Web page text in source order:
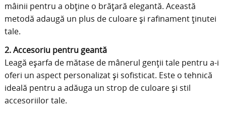
mâinii pentru a obține o brățară elegantă. Această
metodă adaugă un plus de culoare și rafinament ținutei
tale.
2. Accesoriu pentru geantă
Leagă eșarfa de mătase de mânerul genții tale pentru a-i
oferi un aspect personalizat și sofisticat. Este o tehnică
ideală pentru a adăuga un strop de culoare și stil
accesoriilor tale.